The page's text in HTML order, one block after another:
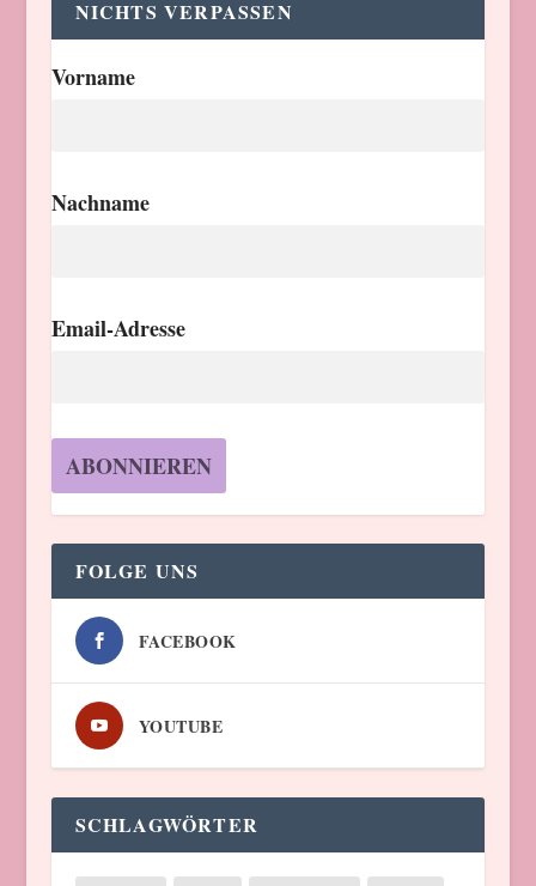
NICHTS VERPASSEN
Vorname
Nachname
Email-Adresse
FOLGE UNS
FACEBOOK
YOUTUBE
SCHLAGWÖRTER